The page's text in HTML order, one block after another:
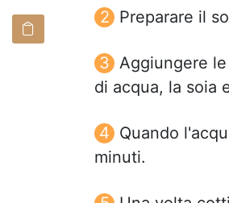
Preparare il
Aggiungere
di acqua, la soia
Quando
minuti.